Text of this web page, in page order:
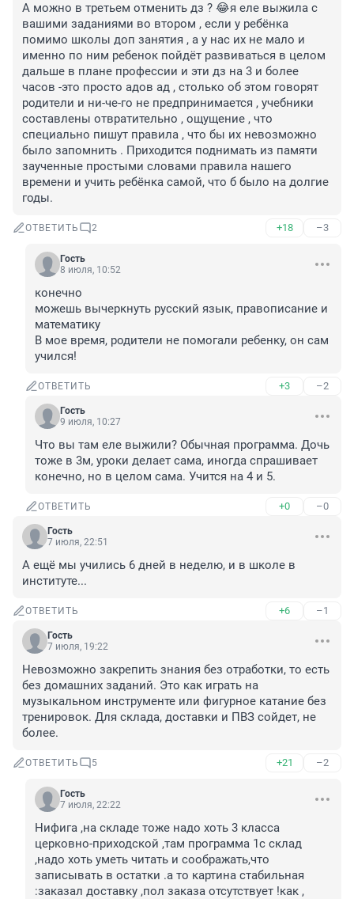
А можно в третьем отменить дз ? 😂я еле выжила с
вашими заданиями во втором , если у ребёнка
помимо школы доп занятия , а у нас их не мало и
именно по ним ребенок пойдёт развиваться в целом
дальше в плане профессии и эти дз на 3 и более
часов -это просто адов ад , столько об этом говорят
родители и ни-че-го не предпринимается , учебники
составлены отвратительно , ощущение , что
специально пишут правила , что бы их невозможно
было запомнить . Приходится поднимать из памяти
заученные простыми словами правила нашего
времени и учить ребёнка самой, что б было на долгие
годы.
ОТВЕТИТЬ 2 +18 –3
Гость
8 июля, 10:52
конечно
можешь вычеркнуть русский язык, правописание и
математику
В мое время, родители не помогали ребенку, он сам
учился!
ОТВЕТИТЬ +3 –2
Гость
9 июля, 10:27
Что вы там еле выжили? Обычная программа. Дочь
тоже в 3м, уроки делает сама, иногда спрашивает
конечно, но в целом сама. Учится на 4 и 5.
ОТВЕТИТЬ +0 –0
Гость
7 июля, 22:51
А ещё мы учились 6 дней в неделю, и в школе в
институте...
ОТВЕТИТЬ +6 –1
Гость
7 июля, 19:22
Невозможно закрепить знания без отработки, то есть
без домашних заданий. Это как играть на
музыкальном инструменте или фигурное катание без
тренировок. Для склада, доставки и ПВЗ сойдет, не
более.
ОТВЕТИТЬ 5 +21 –2
Гость
7 июля, 22:22
Нифига ,на складе тоже надо хоть 3 класса
церковно-приходской ,там программа 1с склад
,надо хоть уметь читать и соображать,что
записывать в остатки .а то картина стабильная
:заказал доставку ,пол заказа отсутствует !как ,